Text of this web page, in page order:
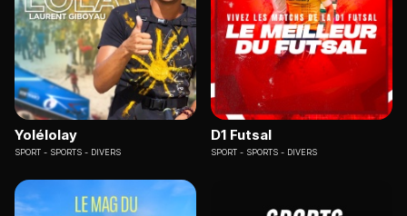
Yolélolay
SPORT SPORTS - DIVERS
D1 Futsal
SPORT SPORTS - DIVERS